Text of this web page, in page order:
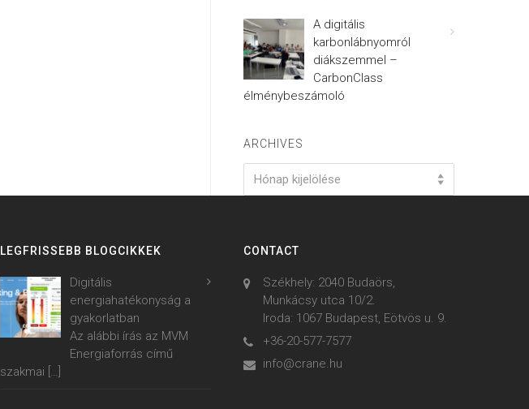
A digitális
karbonlábnyomról
diákszemmel –
CarbonClass
élménybeszámoló
ARCHIVES
Hónap kijelölése
LEGFRISSEBB BLOGCIKKEK
Digitális
energiahatékonyság a
gyakorlatban
Az alábbi írás az MVM
Energiaforrás című
szakmai
CONTACT
Székhely: 2040 Budaörs,
Munkácsy utca 10/2.
Iroda: 1067 Budapest, Eötvös u. 9.
+36-20-577-7577
info@crane.hu